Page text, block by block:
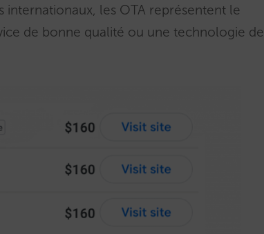
les OTA représentent le
de bonne qualité ou une technologie de